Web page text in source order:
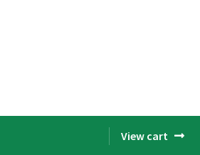
View cart